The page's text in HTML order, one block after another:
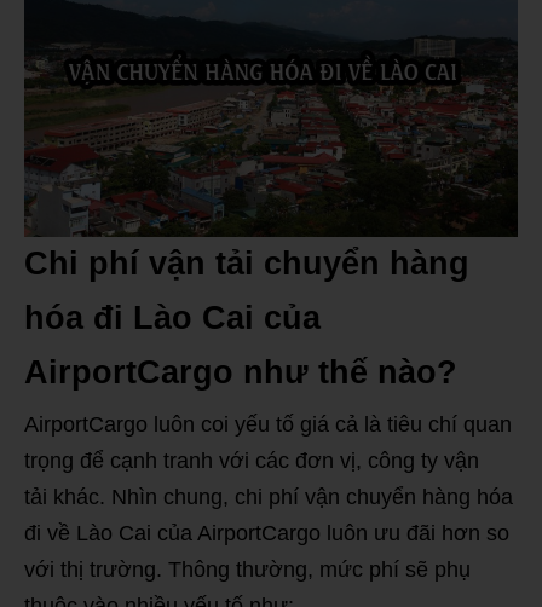
Chi phí vận tải chuyển hàng
hóa đi Lào Cai của
AirportCargo như thế nào?
AirportCargo luôn coi yếu tố giá cả là tiêu chí quan
trọng để cạnh tranh với các đơn vị, công ty vận
tải khác. Nhìn chung, chi phí vận chuyển hàng hóa
đi về Lào Cai của AirportCargo luôn ưu đãi hơn so
với thị trường. Thông thường, mức phí sẽ phụ